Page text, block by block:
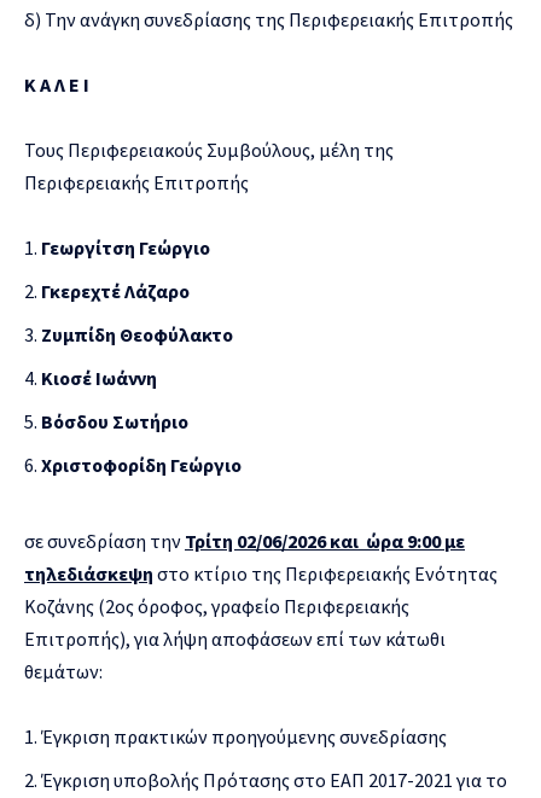
δ) Την ανάγκη συνεδρίασης της Περιφερειακής Επιτροπής
Κ Α Λ Ε Ι
Τους Περιφερειακούς Συμβούλους, μέλη της
Περιφερειακής Επιτροπής
Γεωργίτση Γεώργιο
Γκερεχτέ Λάζαρο
Ζυμπίδη Θεοφύλακτο
Κιοσέ Ιωάννη
Βόσδου Σωτήριο
Χριστοφορίδη Γεώργιο
σε συνεδρίαση την Τρίτη 02/06/2026 και ώρα 9:00με
τηλεδιάσκεψη στο κτίριο της Περιφερειακής Ενότητας
Κοζάνης (2ος όροφος, γραφείο Περιφερειακής
Επιτροπής), για λήψη αποφάσεων επί των κάτωθι
θεμάτων:
Έγκριση πρακτικών προηγούμενης συνεδρίασης
Έγκριση υποβολής Πρότασης στο ΕΑΠ 2017-2021 για το